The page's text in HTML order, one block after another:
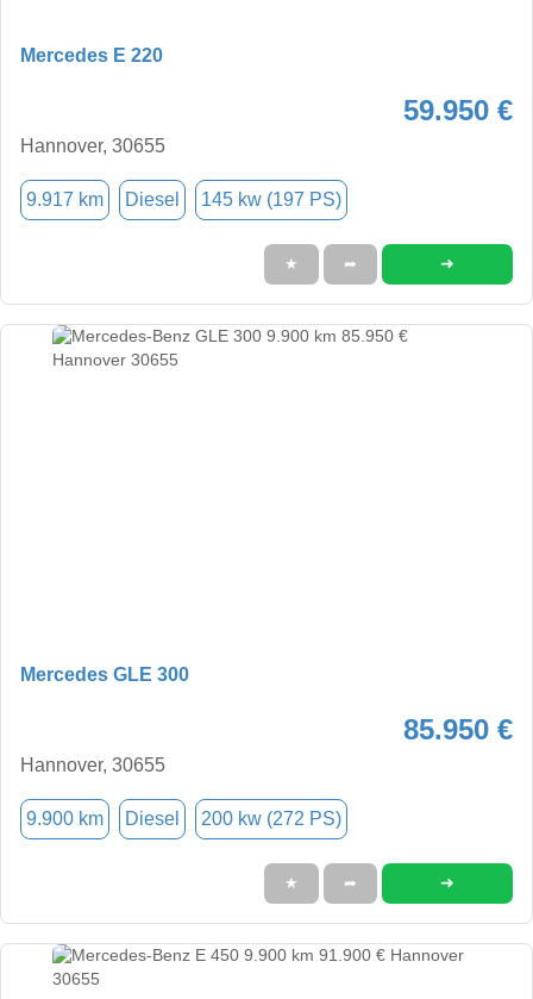
Mercedes E 220
59.950 €
Hannover, 30655
9.917 km Diesel 145 kw (197 PS)
★ ➦ ➜
Mercedes GLE 300
85.950 €
Hannover, 30655
9.900 km Diesel 200 kw (272 PS)
★ ➦ ➜